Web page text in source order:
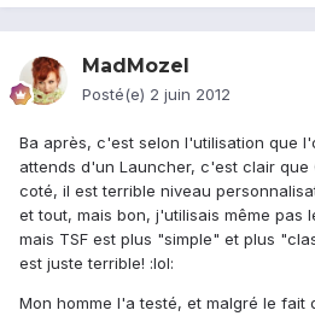
MadMozel
Posté(e) 2 juin 2012
Ba après, c'est selon l'utilisation que
attends d'un Launcher, c'est clair que
coté, il est terrible niveau
et tout, mais bon, j'utilisais même pas
mais TSF est plus "simple" et plus
est juste terrible! :lol:
Mon homme l'a testé, et malgré le